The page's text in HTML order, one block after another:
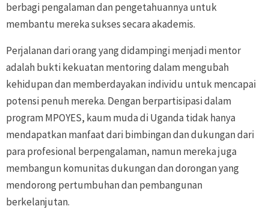
berbagi pengalaman dan pengetahuannya untuk
membantu mereka sukses secara akademis.
Perjalanan dari orang yang didampingi menjadi mentor
adalah bukti kekuatan mentoring dalam mengubah
kehidupan dan memberdayakan individu untuk mencapai
potensi penuh mereka. Dengan berpartisipasi dalam
program MPOYES, kaum muda di Uganda tidak hanya
mendapatkan manfaat dari bimbingan dan dukungan dari
para profesional berpengalaman, namun mereka juga
membangun komunitas dukungan dan dorongan yang
mendorong pertumbuhan dan pembangunan
berkelanjutan.